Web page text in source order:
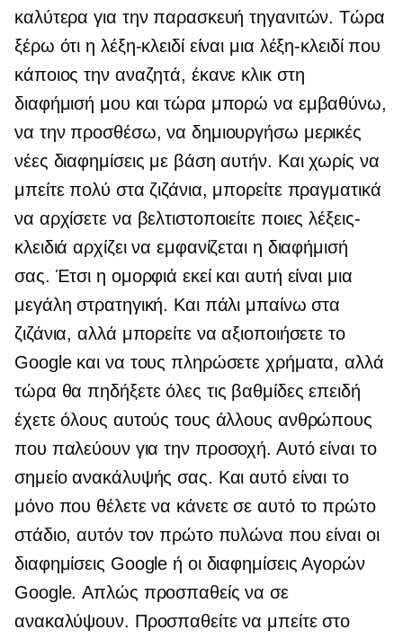
καλύτερα για την παρασκευή τηγανιτών. Τώρα
ξέρω ότι η λέξη-κλειδί είναι μια λέξη-κλειδί που
κάποιος την αναζητά, έκανε κλικ στη
διαφήμισή μου και τώρα μπορώ να εμβαθύνω,
να την προσθέσω, να δημιουργήσω μερικές
νέες διαφημίσεις με βάση αυτήν. Και χωρίς να
μπείτε πολύ στα ζιζάνια, μπορείτε πραγματικά
να αρχίσετε να βελτιστοποιείτε ποιες λέξεις-
κλειδιά αρχίζει να εμφανίζεται η διαφήμισή
σας. Έτσι η ομορφιά εκεί και αυτή είναι μια
μεγάλη στρατηγική. Και πάλι μπαίνω στα
ζιζάνια, αλλά μπορείτε να αξιοποιήσετε το
Google και να τους πληρώσετε χρήματα, αλλά
τώρα θα πηδήξετε όλες τις βαθμίδες επειδή
έχετε όλους αυτούς τους άλλους ανθρώπους
που παλεύουν για την προσοχή. Αυτό είναι το
σημείο ανακάλυψής σας. Και αυτό είναι το
μόνο που θέλετε να κάνετε σε αυτό το πρώτο
στάδιο, αυτόν τον πρώτο πυλώνα που είναι οι
διαφημίσεις Google ή οι διαφημίσεις Αγορών
Google. Απλώς προσπαθείς να σε
ανακαλύψουν. Προσπαθείτε να μπείτε στο